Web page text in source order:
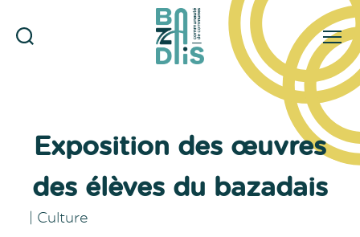
Menu
Exposition des œuvres
des élèves du bazadais
| Culture